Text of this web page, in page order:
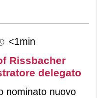
<1min
Rissbacher
delegato
nominato nuovo